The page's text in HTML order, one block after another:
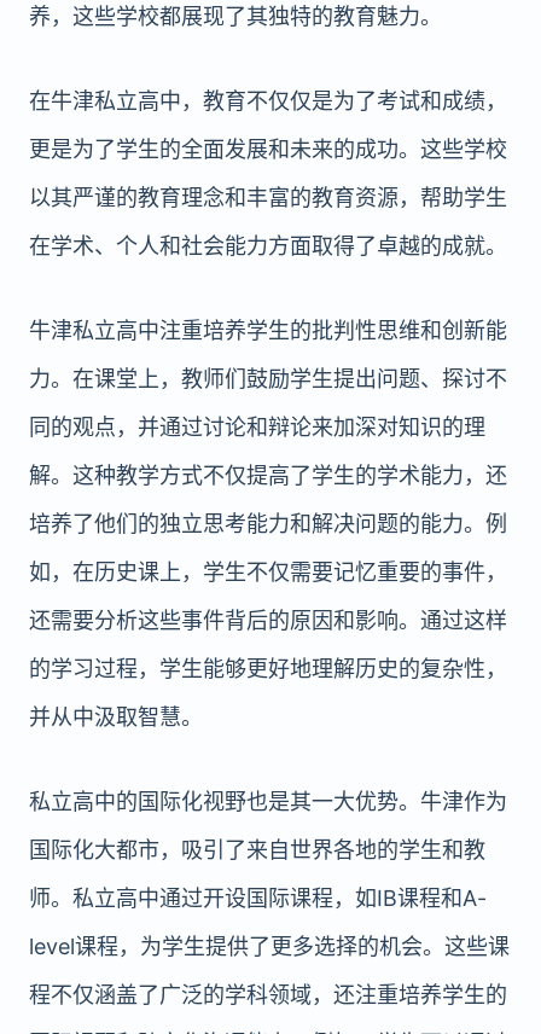
养，这些学校都展现了其独特的教育魅力。
在牛津私立高中，教育不仅仅是为了考试和成绩，
更是为了学生的全面发展和未来的成功。这些学校
以其严谨的教育理念和丰富的教育资源，帮助学生
在学术、个人和社会能力方面取得了卓越的成就。
牛津私立高中注重培养学生的批判性思维和创新能
力。在课堂上，教师们鼓励学生提出问题、探讨不
同的观点，并通过讨论和辩论来加深对知识的理
解。这种教学方式不仅提高了学生的学术能力，还
培养了他们的独立思考能力和解决问题的能力。例
如，在历史课上，学生不仅需要记忆重要的事件，
还需要分析这些事件背后的原因和影响。通过这样
的学习过程，学生能够更好地理解历史的复杂性，
并从中汲取智慧。
私立高中的国际化视野也是其一大优势。牛津作为
国际化大都市，吸引了来自世界各地的学生和教
师。私立高中通过开设国际课程，如IB课程和A-
level课程，为学生提供了更多选择的机会。这些课
程不仅涵盖了广泛的学科领域，还注重培养学生的